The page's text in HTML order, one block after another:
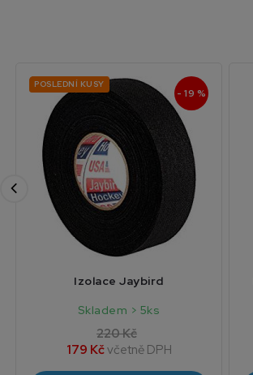
POSLEDNÍ KUSY
- 19 %
Izolace Jaybird
Skladem > 5ks
220 Kč
179 Kčvčetně DPH